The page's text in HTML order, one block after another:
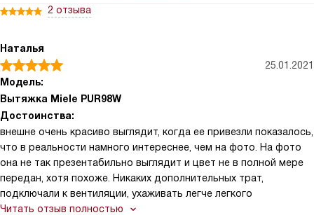
2 отзыва
Наталья
25.01.2021
Модель:
Вытяжка Miele PUR98W
Достоинства:
внешне очень красиво выглядит, когда ее привезли показалось,
что в реальности намного интереснее, чем на фото. На фото
она не так презентабильно выглядит и цвет не в полной мере
передан, хотя похоже. Никаких дополнительных трат,
подключали к вентиляции, ухаживать легче легкого
Читать отзыв полностью